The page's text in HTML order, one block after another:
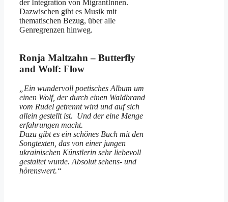
der Integration von MigrantInnen.
Dazwischen gibt es Musik mit
thematischen Bezug, über alle
Genregrenzen hinweg.
Ronja Maltzahn – Butterfly
and Wolf: Flow
„Ein wundervoll poetisches Album um
einen Wolf, der durch einen Waldbrand
vom Rudel getrennt wird und auf sich
allein gestellt ist. Und der eine Menge
erfahrungen macht.
Dazu gibt es ein schönes Buch mit den
Songtexten, das von einer jungen
ukrainischen Künstlerin sehr liebevoll
gestaltet wurde. Absolut sehens- und
hörenswert.“